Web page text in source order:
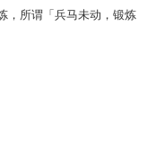
，所谓「兵马未动，锻炼